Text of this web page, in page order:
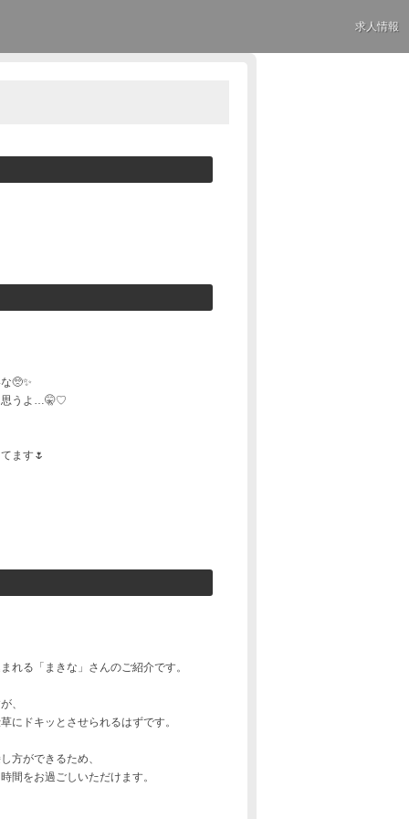
求人情報
🥺✨
思うよ…🤫♡
ます🌷
れる「まきな」さんのご紹介です。
、
にドキッとさせられるはずです。
方ができるため、
間をお過ごしいただけます。